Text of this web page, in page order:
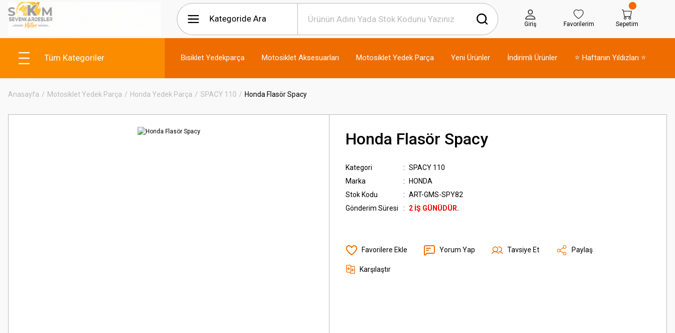
Giriş Favorilerim Sepetim
Tüm Kategoriler Bisiklet Yedekparça Motosiklet Aksesuarları Motosiklet Yedek Parça Yeni Ürünler İndirimli Ürünler ⭐ Haftanın Yıldızları ⭐
Anasayfa Motosiklet Yedek Parça Honda Yedek Parça SPACY 110 Honda Flasör Spacy
Honda Flasör Spacy
Kategori
SPACY 110
Marka
HONDA
Stok Kodu
ART-GMS-SPY82
Gönderim Süresi
2 İŞ GÜNÜDÜR.
Yorum Yap Tavsiye Et Paylaş
Karşılaştır